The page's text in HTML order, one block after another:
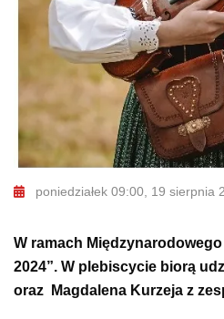
poniedziałek 09:00, 19 sierpnia
W ramach
2024”. W plebiscycie biorą
oraz Magdalena Kurzeja z